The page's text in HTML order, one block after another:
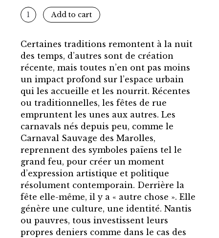
Dérivations
3
Fête
Populaire
quantity
Add to cart
Certaines traditions remontent à la nuit
des temps, d’autres sont de création
récente, mais toutes n’en ont pas moins
un impact profond sur l’espace urbain
qui les accueille et les nourrit. Récentes
ou traditionnelles, les fêtes de rue
empruntent les unes aux autres. Les
carnavals nés depuis peu, comme le
Carnaval Sauvage des Marolles,
reprennent des symboles païens tel le
grand feu, pour créer un moment
d’expression artistique et politique
résolument contemporain. Derrière la
fête elle-même, il y a « autre chose ». Elle
génère une culture, une identité. Nantis
ou pauvres, tous investissent leurs
propres deniers comme dans le cas des